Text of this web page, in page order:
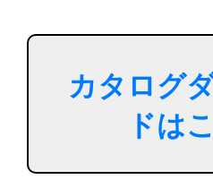
カタログ
ドは